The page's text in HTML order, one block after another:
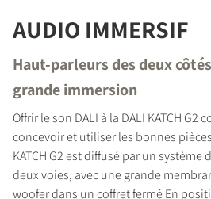
AUDIO IMMERSIF
Haut-parleurs des deux
grande immersion
Offrir le son DALI à la DALI KATCH
concevoir et utiliser les bonnes
KATCH G2 est diffusé par un
deux voies, avec une grande
woofer dans un coffret fermé En
Remplissez ce formulaire pour
directement à tous les
téléchargement verrouillés